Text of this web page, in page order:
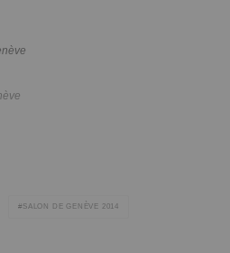
SALON DE GENÈVE 2014